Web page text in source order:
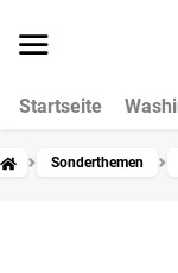
Startseite
Sonderthemen